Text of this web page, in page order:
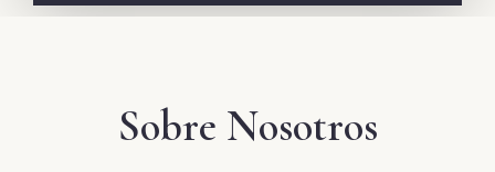
Sobre Nosotros